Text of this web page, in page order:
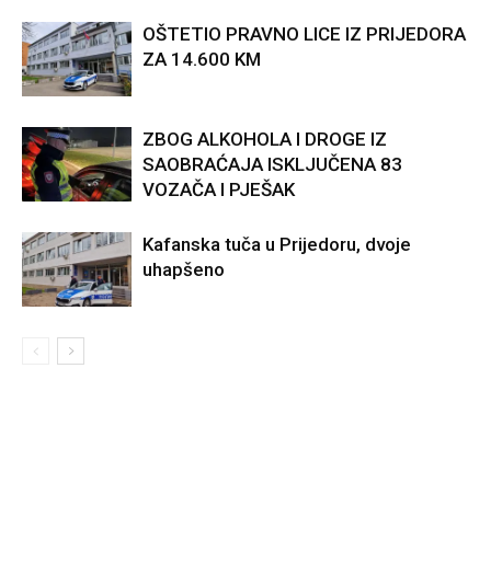
OŠTETIO PRAVNO LICE IZ PRIJEDORA
ZA 14.600 KM
ZBOG ALKOHOLA I DROGE IZ
SAOBRAĆAJA ISKLJUČENA 83
VOZAČA I PJEŠAK
Kafanska tuča u Prijedoru, dvoje
uhapšeno